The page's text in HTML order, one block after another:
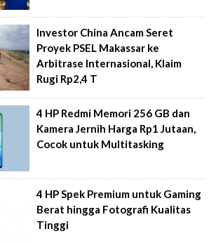
Investor China Ancam Seret
Proyek PSEL Makassar ke
Arbitrase Internasional, Klaim
Rugi Rp2,4 T
4 HP Redmi Memori 256 GB dan
Kamera Jernih Harga Rp1 Jutaan,
Cocok untuk Multitasking
4 HP Spek Premium untuk Gaming
Berat hingga Fotografi Kualitas
Tinggi